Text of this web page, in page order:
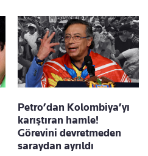
Petro’dan Kolombiya’yı
karıştıran hamle!
Görevini devretmeden
saraydan ayrıldı